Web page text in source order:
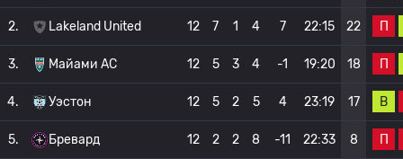
2. Lakeland United 12 7 1 4 7 22:15 22 П
3. Майами АС 12 5 3 4 -1 19:20 18 П
4. Уэстон 12 5 2 5 4 23:19 17 В
5. Бревард 12 2 2 8 -11 22:33 8 П